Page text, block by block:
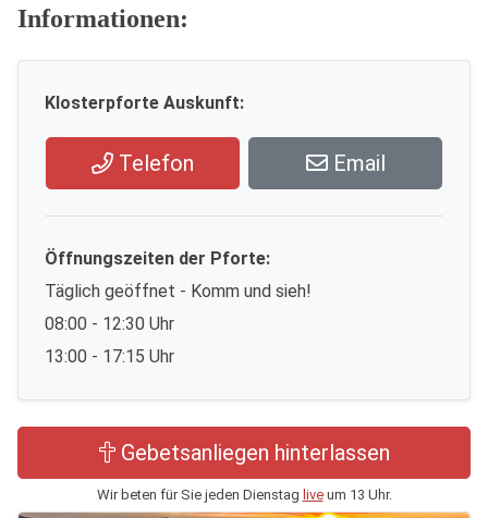
Informationen:
Klosterpforte Auskunft:
Telefon Email
Öffnungszeiten der Pforte:
Täglich geöffnet - Komm und sieh!
08:00 - 12:30 Uhr
13:00 - 17:15 Uhr
Gebetsanliegen hinterlassen
Wir beten für Sie jeden Dienstag liveum 13 Uhr.